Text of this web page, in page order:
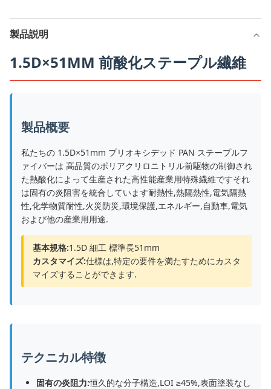
製品説明
1.5D×51MM 前酸化ステープル繊維
製品概要
私たちの 1.5D×51mm プリオキシデッド PAN ステープルフ
ァイバーは 高品質のポリアクリロニトリル前駆物の制御され
た熱酸化によって生産された高性能産業用特殊繊維ですそれ
は固有の炎阻害を統合しています耐熱性,熱隔熱性,電気隔熱
性,化学物質耐性,火災防災,環境保護,エネルギー,自動車,電気
および他の産業用用途.
基本規格:1.5D 細工 標準長51mm
カスタマイズ:仕様は,特定の要件を満たすためにカスタ
マイズすることができます.
テクニカル特徴
固有の炎阻力:恒久的な分子構造,LOI ≥45%,表面塗装なし